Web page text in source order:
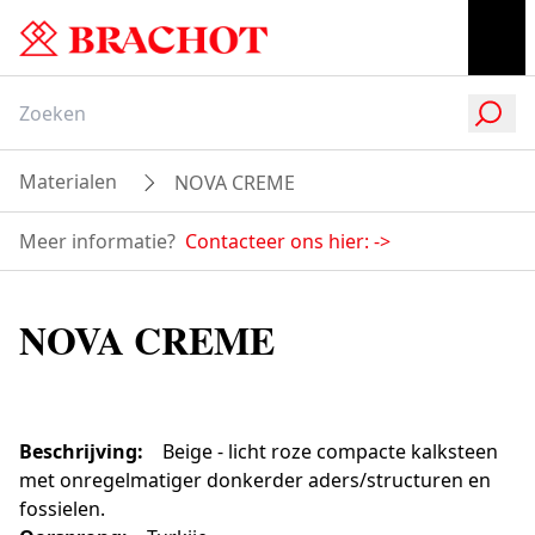
Materialen NOVA CREME
Meer informatie? Contacteer ons hier: ->
NOVA CREME
Beschrijving:
Beige - licht roze compacte kalksteen
met onregelmatiger donkerder aders/structuren en
fossielen.